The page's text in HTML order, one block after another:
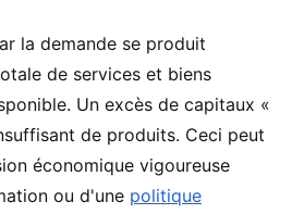
la demande se produit
de services et biens
Un excès de capitaux «
de produits. Ceci peut
économique vigoureuse
ou d'une politique